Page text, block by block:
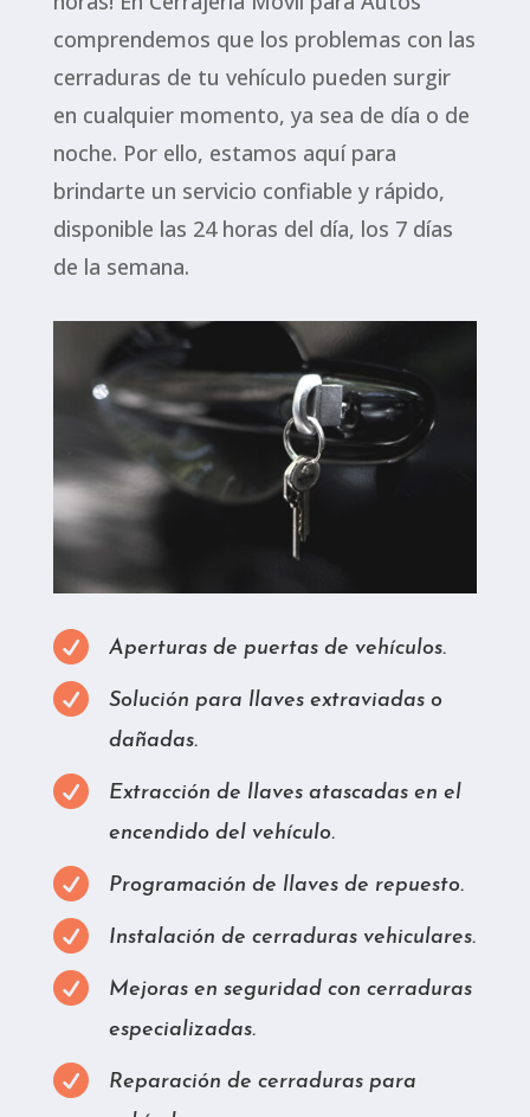
comprendemos que los problemas con las
cerraduras de tu vehículo pueden surgir
en cualquier momento, ya sea de día o de
noche. Por ello, estamos aquí para
brindarte un servicio confiable y rápido,
disponible las 24 horas del día, los 7 días
de la semana.
 Aperturas de puertas de vehículos.

Solución para llaves extraviadas o
dañadas.

Extracción de llaves atascadas en el
encendido del vehículo.
 Programación de llaves de repuesto.
 Instalación de cerraduras vehiculares.

Mejoras en seguridad con cerraduras
especializadas.

Reparación de cerraduras para